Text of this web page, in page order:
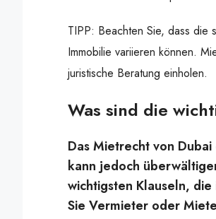
TIPP: Beachten Sie, dass die
Immobilie variieren können.
juristische Beratung einholen.
Was sind die
Das Mietrecht von
kann jedoch
wichtigsten Klauseln,
Sie Vermieter oder